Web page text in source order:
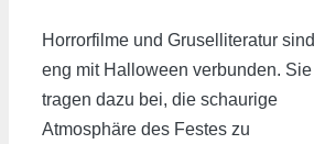
Horrorfilme und Gruselliteratur sind
eng mit Halloween verbunden. Sie
tragen dazu bei, die schaurige
Atmosphäre des Festes zu